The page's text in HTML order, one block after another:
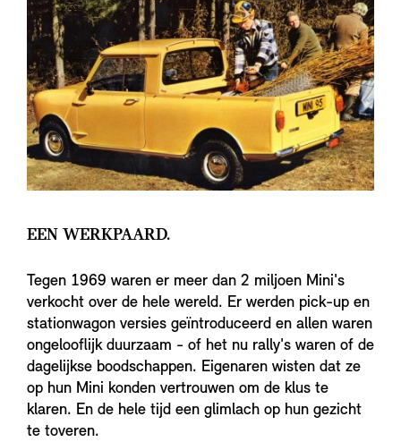
EEN WERKPAARD.
Tegen 1969 waren er meer dan 2 miljoen Mini's
verkocht over de hele wereld. Er werden pick-up en
stationwagon versies geïntroduceerd en allen waren
ongelooflijk duurzaam - of het nu rally's waren of de
dagelijkse boodschappen. Eigenaren wisten dat ze
op hun Mini konden vertrouwen om de klus te
klaren. En de hele tijd een glimlach op hun gezicht
te toveren.